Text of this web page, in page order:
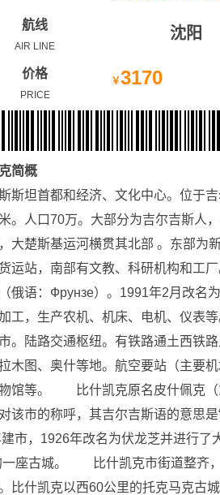
航线
AIR LINE
沈阳
价格
PRICE
￥3170
简概
斯坦首都和经济、文化中心。位于
。人口70万。大部分为吉尔吉斯人
大楚斯基运河横贯其北部 。东部为
运站，南部有文教、科研机构和工
俄语：Фрунзе）。1991年2月改名
工，生产农机、机床、电机、仪表
。陆路交通枢纽。有铁路通土西铁
木图、奥什等地。航空要站（主要
馆等。 比什凯克原名皮什佩克（
该市的称呼，其吉尔吉斯语的意思
市，1926年改名为伏龙芝并进行了
一座古城。 比什凯克市街道整齐
比什凯克以西60公里的托克马克古